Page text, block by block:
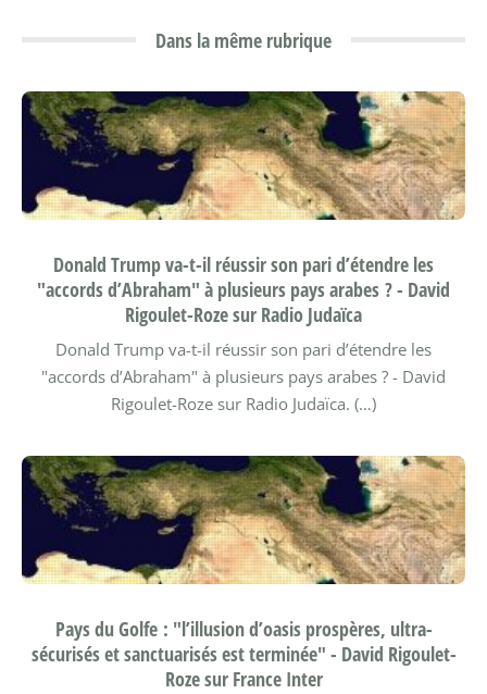
Dans la même rubrique
Donald Trump va-t-il réussir son pari d’étendre les
"accords d’Abraham" à plusieurs pays arabes ? - David
Rigoulet-Roze sur Radio Judaïca
Donald Trump va-t-il réussir son pari d’étendre les
"accords d’Abraham" à plusieurs pays arabes ? - David
Rigoulet-Roze sur Radio Judaïca. (…)
Pays du Golfe : "l’illusion d’oasis prospères, ultra-
sécurisés et sanctuarisés est terminée" - David Rigoulet-
Roze sur France Inter